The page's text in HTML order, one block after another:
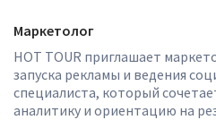
Маркетолог
HOT TOUR приглашает
запуска рекламы и ведения
специалиста, который
аналитику и ориентацию на